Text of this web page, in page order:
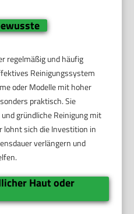
regelmäßig und häufig
Reinigungssystem
oder Modelle mit hoher
praktisch. Sie
gründliche Reinigung mit
lohnt sich die Investition in
verlängern und
Haut oder